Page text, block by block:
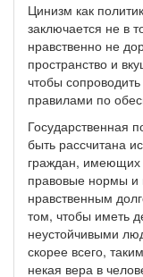
Цинизм как
заключается не в
нравственно не
пространство и
чтобы
правилами по
Государственная
быть рассчитана
граждан, имеющих
правовые нормы
нравственным
том, чтобы иметь
неустойчивыми
скорее всего,
некая вера в